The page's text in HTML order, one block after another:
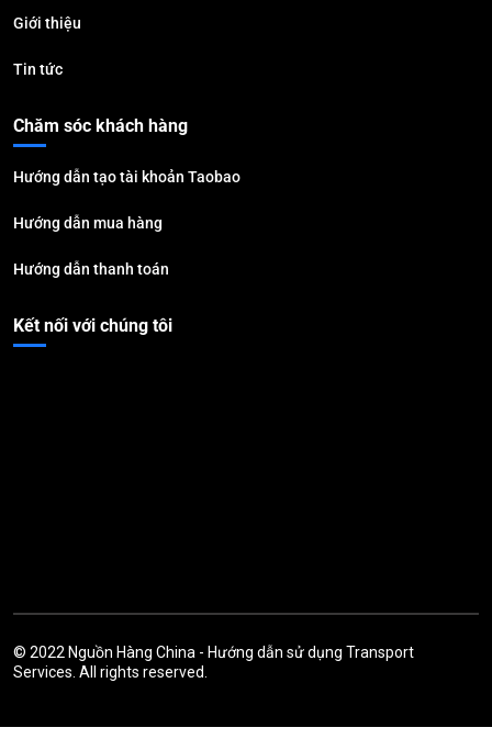
Giới thiệu
Tin tức
Chăm sóc khách hàng
Hướng dẫn tạo tài khoản Taobao
Hướng dẫn mua hàng
Hướng dẫn thanh toán
Kết nối với chúng tôi
© 2022 Nguồn Hàng China - Hướng dẫn sử dụng Transport
Services. All rights reserved.